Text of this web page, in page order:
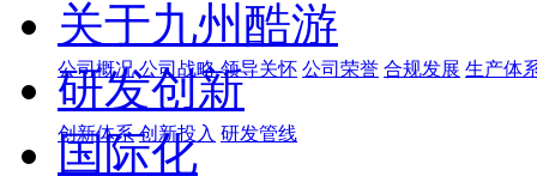
关于九州酷游
公司概况 公司战略 领导关怀 公司荣誉 合规发展 生产体
研发创新
创新体系 创新投入 研发管线
国际化